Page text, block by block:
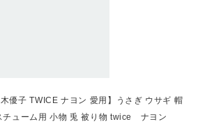
木優子 TWICE ナヨン 愛用】うさぎ ウサギ 帽
チューム用 小物 兎 被り物 twice ナヨン